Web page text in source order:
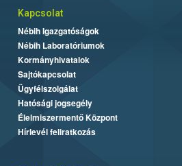
Kapcsolat
Nébih Igazgatóságok
Nébih Laboratóriumok
Kormányhivatalok
Sajtókapcsolat
Ügyfélszolgálat
Hatósági jogsegély
Élelmiszermentő Központ
Hírlevél feliratkozás